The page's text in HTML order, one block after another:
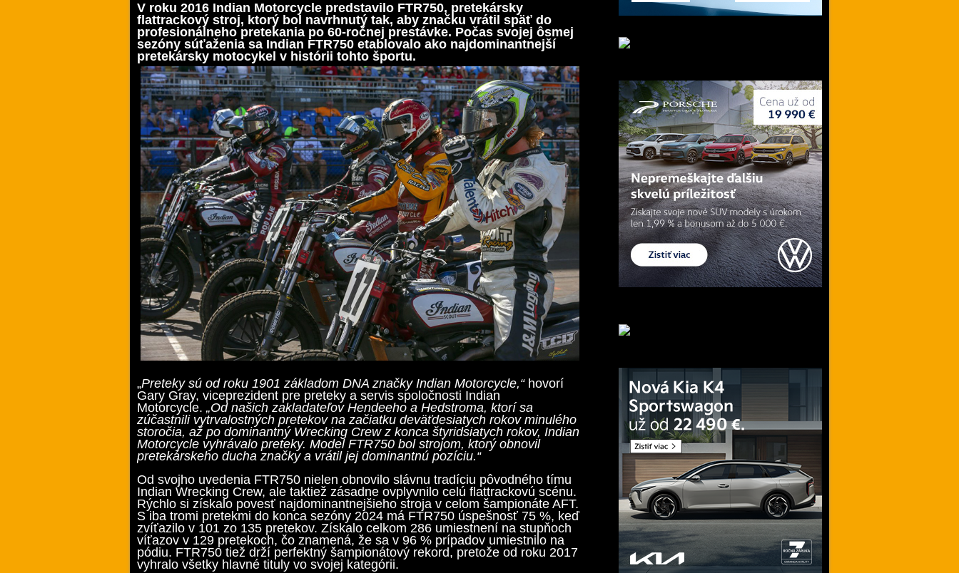
V roku 2016 Indian Motorcycle predstavilo FTR750, pretekársky
flattrackový stroj, ktorý bol navrhnutý tak, aby značku vrátil späť do
profesionálneho pretekania po 60-ročnej prestávke. Počas svojej ôsmej
sezóny súťaženia sa Indian FTR750 etablovalo ako najdominantnejší
pretekársky motocykel v histórii tohto športu.
„Preteky sú od roku 1901 základom DNA značky Indian Motorcycle,“hovorí
Gary Gray, viceprezident pre preteky a servis spoločnosti Indian
Motorcycle. „Od našich zakladateľov Hendeeho a Hedstroma, ktorí sa
zúčastnili vytrvalostných pretekov na začiatku deväťdesiatych rokov minulého
storočia, až po dominantný Wrecking Crew z konca štyridsiatych rokov, Indian
Motorcycle vyhrávalo preteky. Model FTR750 bol strojom, ktorý obnovil
pretekárskeho ducha značky a vrátil jej dominantnú pozíciu.“
Od svojho uvedenia FTR750 nielen obnovilo slávnu tradíciu pôvodného tímu
Indian Wrecking Crew, ale taktiež zásadne ovplyvnilo celú flattrackovú scénu.
Rýchlo si získalo povesť najdominantnejšieho stroja v celom šampionáte AFT.
S iba tromi pretekmi do konca sezóny 2024 má FTR750 úspešnosť 75 %, keď
zvíťazilo v 101 zo 135 pretekov. Získalo celkom 286 umiestnení na stupňoch
víťazov v 129 pretekoch, čo znamená, že sa v 96 % prípadov umiestnilo na
pódiu. FTR750 tiež drží perfektný šampionátový rekord, pretože od roku 2017
vyhralo všetky hlavné tituly vo svojej kategórii.